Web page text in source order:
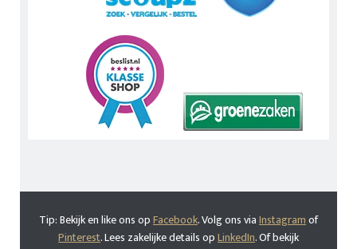
Tip: Bekijk en like ons opFacebook. Volg ons viaInstagramof
Pinterest. Lees zakelijke details opLinkedIn. Of bekijk